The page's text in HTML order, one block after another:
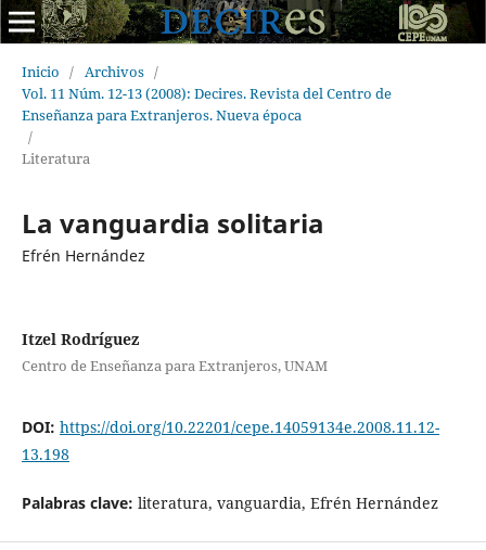
Inicio / Archivos /
Vol. 11 Núm. 12-13 (2008): Decires. Revista del Centro de
Enseñanza para Extranjeros. Nueva época
/
Literatura
La vanguardia solitaria
Efrén Hernández
Itzel Rodríguez
Centro de Enseñanza para Extranjeros, UNAM
DOI: https://doi.org/10.22201/cepe.14059134e.2008.11.12-
13.198
Palabras clave: literatura, vanguardia, Efrén Hernández